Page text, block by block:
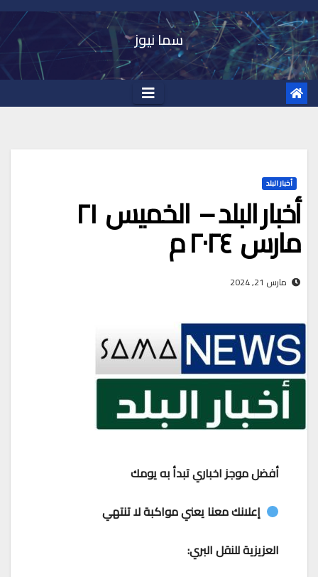
Skip
to
content
سما نيوز
أخبار البلد
مارس ٢٠٢٤ م
مارس 21, 2024
أفضل موجز اخباري تبدأ به يومك
إعلانك معنا يعني مواكبة لا تنتهي
العزيزية للنقل البري: